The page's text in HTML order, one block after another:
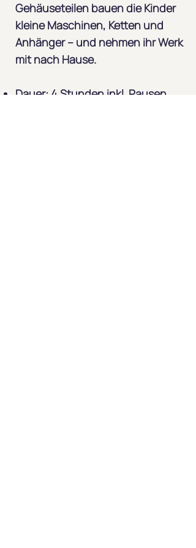
Gehäuseteilen bauen die Kinder
kleine Maschinen, Ketten und
Anhänger – und nehmen ihr Werk
mit nach Hause.
Dauer: 4 Stunden inkl. Pausen